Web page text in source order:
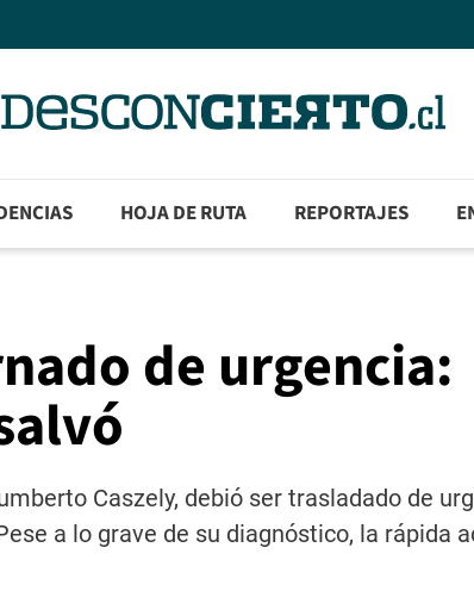
HOJA DE RUTA REPORTAJES
de urgencia:
Caszely, debió ser trasladado de
a lo grave de su diagnóstico, la rápida